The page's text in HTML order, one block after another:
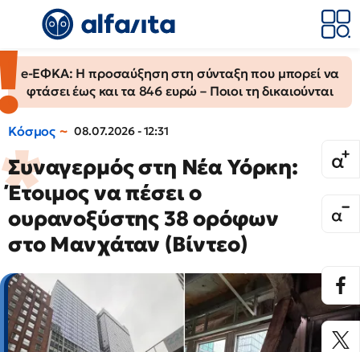
e-ΕΦΚΑ: Η προσαύξηση στη σύνταξη που μπορεί να
φτάσει έως και τα 846 ευρώ – Ποιοι τη δικαιούνται
Κόσμος 08.07.2026 - 12:31
Συναγερμός στη Νέα Υόρκη:
Έτοιμος να πέσει ο
ουρανοξύστης 38 ορόφων
στο Μανχάταν (Βίντεο)